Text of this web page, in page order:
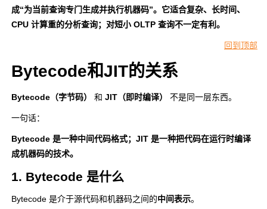
execution 而不是 SQL JIT。
成“为当前查询专门生成并执行机器码”。它适合复杂、长时间、
CPU 计算重的分析查询；对短小 OLTP 查询不一定有利。
回到顶部
Bytecode和JIT的关系
Bytecode（字节码） 和 JIT（即时编译） 不是同一层东西。
一句话：
Bytecode 是一种中间代码格式；JIT 是一种把代码在运行时编译
成机器码的技术。
1. Bytecode 是什么
Bytecode 是介于源代码和机器码之间的中间表示。